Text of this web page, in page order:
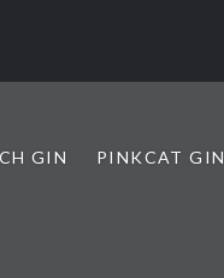
GIN PINKCAT GIN